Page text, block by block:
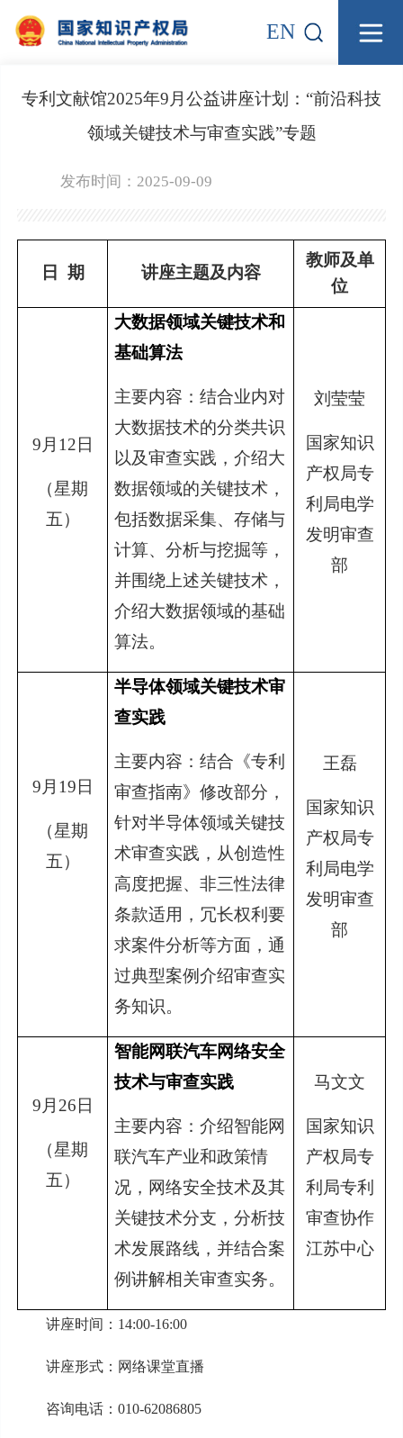
EN
专利文献馆2025年9月公益讲座计划：“前沿科技
领域关键技术与审查实践”专题
发布时间：2025-09-09
日 期 讲座主题及内容
教师及单
位
9 月12日
（星期
五）
大数据领域关键技术和
基础算法
主要内容：结合业内对
大数据技术的分类共识
以及审查实践，介绍大
数据领域的关键技术，
包括数据采集、存储与
计算、分析与挖掘等，
并围绕上述关键技术，
介绍大数据领域的基础
算法。
刘莹莹
国家知识
产权局专
利局电学
发明审查
部
9 月19日
（星期
五）
半导体领域关键技术审
查实践
主要内容：结合《专利
审查指南》修改部分，
针对半导体领域关键技
术审查实践，从创造性
高度把握、非三性法律
条款适用，冗长权利要
求案件分析等方面，通
过典型案例介绍审查实
务知识。
王磊
国家知识
产权局专
利局电学
发明审查
部
9 月26日
（星期
五）
智能网联汽车网络安全
技术与审查实践
主要内容：介绍智能网
联汽车产业和政策情
况，网络安全技术及其
关键技术分支，分析技
术发展路线，并结合案
例讲解相关审查实务。
马文文
国家知识
产权局专
利局专利
审查协作
江苏中心
讲座时间：14:00-16:00
讲座形式：网络课堂直播
咨询电话：010-62086805